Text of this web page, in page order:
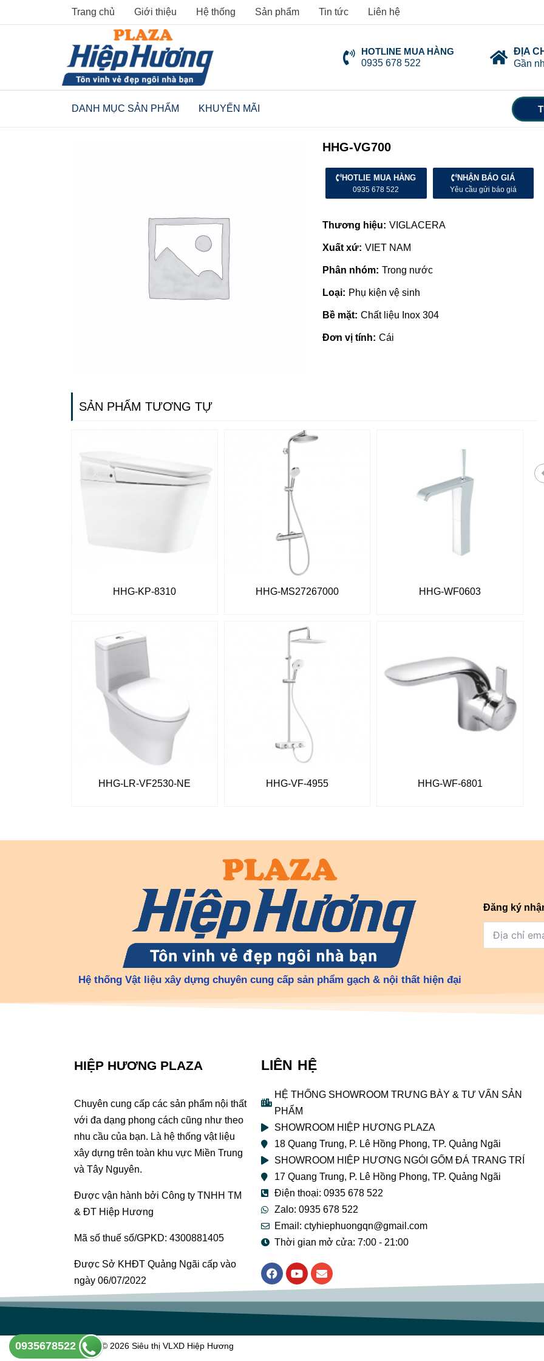
to
Trang chủ Giới thiệu Hệ thống Sản phẩm Tin tức Liên hệ
HOTLINE MUA HÀNG
0935 678 522
ĐỊA
Gần
DANH MỤC SẢN PHẨM KHUYẾN MÃI
HHG-VG700
HOTLIE MUA HÀNG
0935 678 522
NHẬN BÁO GIÁ
Yêu cầu gửi báo giá
Thương hiệu: VIGLACERA
Xuất xứ: VIET NAM
Phân nhóm: Trong nước
Loại: Phụ kiện vệ sinh
Bề mặt: Chất liệu Inox 304
Đơn vị tính: Cái
SẢN PHẨM TƯƠNG TỰ
HHG-KP-8310 HHG-MS27267000 HHG-WF0603
HHG-LR-VF2530-NE HHG-VF-4955 HHG-WF-6801
Hệ thống Vật liệu xây dựng chuyên cung cấp sản phẩm gạch & nội thất hiện đại
Đăng ký
HIỆP HƯƠNG PLAZA
Chuyên cung cấp các sản phẩm nội thất
với đa dạng phong cách cũng như theo
nhu cầu của bạn. Là hệ thống vật liệu
xây dựng trên toàn khu vực Miền Trung
và Tây Nguyên.
Được vận hành bởi Công ty TNHH TM
& ĐT Hiệp Hương
Mã số thuế số/GPKD: 4300881405
Được Sở KHĐT Quảng Ngãi cấp vào
ngày 06/07/2022
LIÊN HỆ
HỆ THỐNG SHOWROOM TRƯNG BÀY & TƯ VẤN SẢN
PHẨM
SHOWROOM HIỆP HƯƠNG PLAZA
18 Quang Trung, P. Lê Hồng Phong, TP. Quảng Ngãi
SHOWROOM HIỆP HƯƠNG NGÓI GỐM ĐÁ TRANG TRÍ
17 Quang Trung, P. Lê Hồng Phong, TP. Quảng Ngãi
Điện thoại: 0935 678 522
Zalo: 0935 678 522
Email: ctyhiephuongqn@gmail.com
Thời gian mở cửa: 7:00 - 21:00
F
a
c
e
b
o
Y
o
u
t
e
E
n
v
e
p
Copyright © 2026 Siêu thị VLXD Hiệp Hương
0935678522